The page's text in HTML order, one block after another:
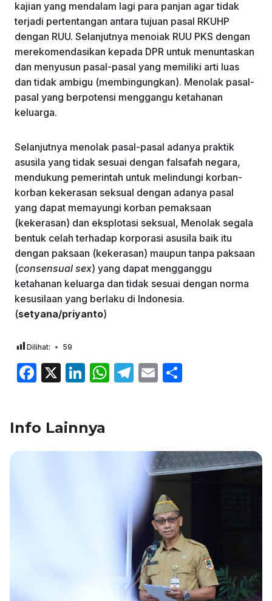
kajian yang mendalam lagi para panjan agar tidak
terjadi pertentangan antara tujuan pasal RKUHP
dengan RUU. Selanjutnya menoiak RUU PKS dengan
merekomendasikan kepada DPR untuk menuntaskan
dan menyusun pasal-pasal yang memiliki arti luas
dan tidak ambigu (membingungkan). Menolak pasal-
pasal yang berpotensi menggangu ketahanan
keluarga.
Selanjutnya menolak pasal-pasal adanya praktik
asusila yang tidak sesuai dengan falsafah negara,
mendukung pemerintah untuk melindungi korban-
korban kekerasan seksual dengan adanya pasal
yang dapat memayungi korban pemaksaan
(kekerasan) dan eksplotasi seksual, Menolak segala
bentuk celah terhadap korporasi asusila baik itu
dengan paksaan (kekerasan) maupun tanpa paksaan
(consensual sex) yang dapat mengganggu
ketahanan keluarga dan tidak sesuai dengan norma
kesusilaan yang berlaku di Indonesia.
(setyana/priyanto)
Dilihat: 59
F
e
b
X
Li
e
dI
W
A
T
a
m
E
Info Lainnya